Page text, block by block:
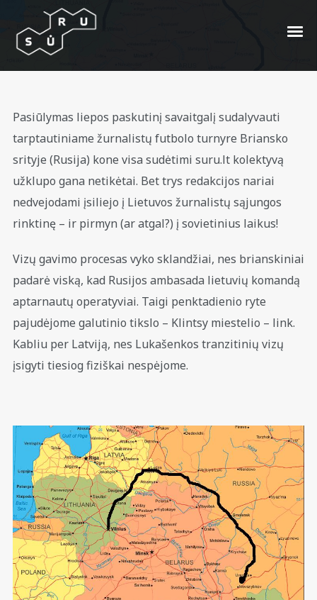
Futbolas Brianske: atgal į
praeitį
Posted On
Maksimas Tapyras
Pasiūlymas liepos paskutinį savaitgalį sudalyvauti
tarptautiniame žurnalistų futbolo turnyre Briansko
srityje (Rusija) kone visa sudėtimi suru.lt kolektyvą
užklupo gana netikėtai. Bet trys redakcijos nariai
nedvejodami įsiliejo į Lietuvos žurnalistų sąjungos
rinktinę – ir pirmyn (ar atgal?) į sovietinius laikus!
Vizų gavimo procesas vyko sklandžiai, nes brianskiniai
padarė viską, kad Rusijos ambasada lietuvių komandą
aptarnautų operatyviai. Taigi penktadienio ryte
pajudėjome galutinio tikslo – Klintsy miestelio – link.
Kabliu per Latviją, nes Lukašenkos tranzitinių vizų
įsigyti tiesiog fiziškai nespėjome.